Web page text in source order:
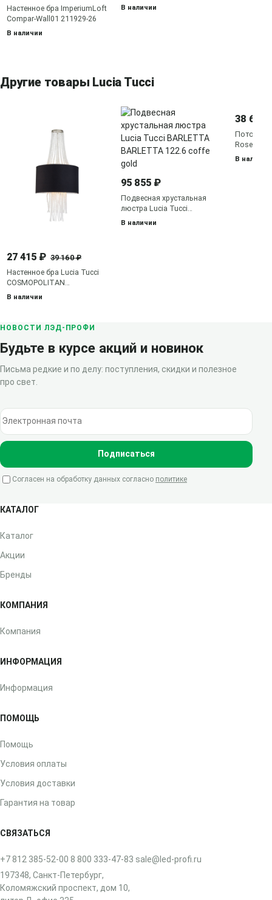
Настенное бра ImperiumLoft
Compar-Wall01 211929-26
В наличии
В наличии
Другие товары Lucia Tucci
27 415 ₽ 39 160 ₽
Настенное бра Lucia Tucci
COSMOPOLITAN
COSMOPOLITAN W2970.2
В наличии
95 855 ₽
Подвесная хрустальная
люстра Lucia Tucci
BARLETTA BARLETTA 122.6
В наличии
38 630
Rose Fiori
В наличии
НОВОСТИ ЛЭД-ПРОФИ
Будьте в курсе акций и новинок
Письма редкие и по делу: поступления, скидки и полезное
про свет.
Электронная почта
Подписаться
Согласен на обработку данных согласно политике
КАТАЛОГ
Каталог
Акции
Бренды
КОМПАНИЯ
Компания
ИНФОРМАЦИЯ
Информация
ПОМОЩЬ
Помощь
Условия оплаты
Условия доставки
Гарантия на товар
СВЯЗАТЬСЯ
+7 812 385-52-00 8 800 333-47-83 sale@led-profi.ru
197348, Санкт-Петербург,
Коломяжский проспект, дом 10,